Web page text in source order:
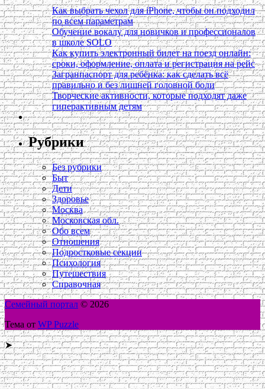
Как выбрать чехол для iPhone, чтобы он подходил
по всем параметрам
Обучение вокалу для новичков и профессионалов
в школе SOLO
Как купить электронный билет на поезд онлайн:
сроки, оформление, оплата и регистрация на рейс
Загранпаспорт для ребёнка: как сделать всё
правильно и без лишней головной боли
Творческие активности, которые подходят даже
гиперактивным детям
Рубрики
Без рубрики
Быт
Дети
Здоровье
Москва
Московская обл.
Обо всем
Отношения
Подростковые секции
Психология
Путешествия
Справочная
Семейный портал © 2026
Тема от WP Puzzle
➤